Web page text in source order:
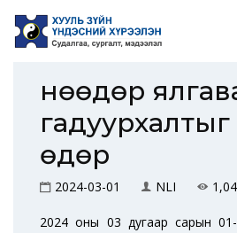
Өнөөдөр
гадуурхалтыг
өдөр
2024-03-01 NLI
2024 оны 03 дугаар сарын 01-